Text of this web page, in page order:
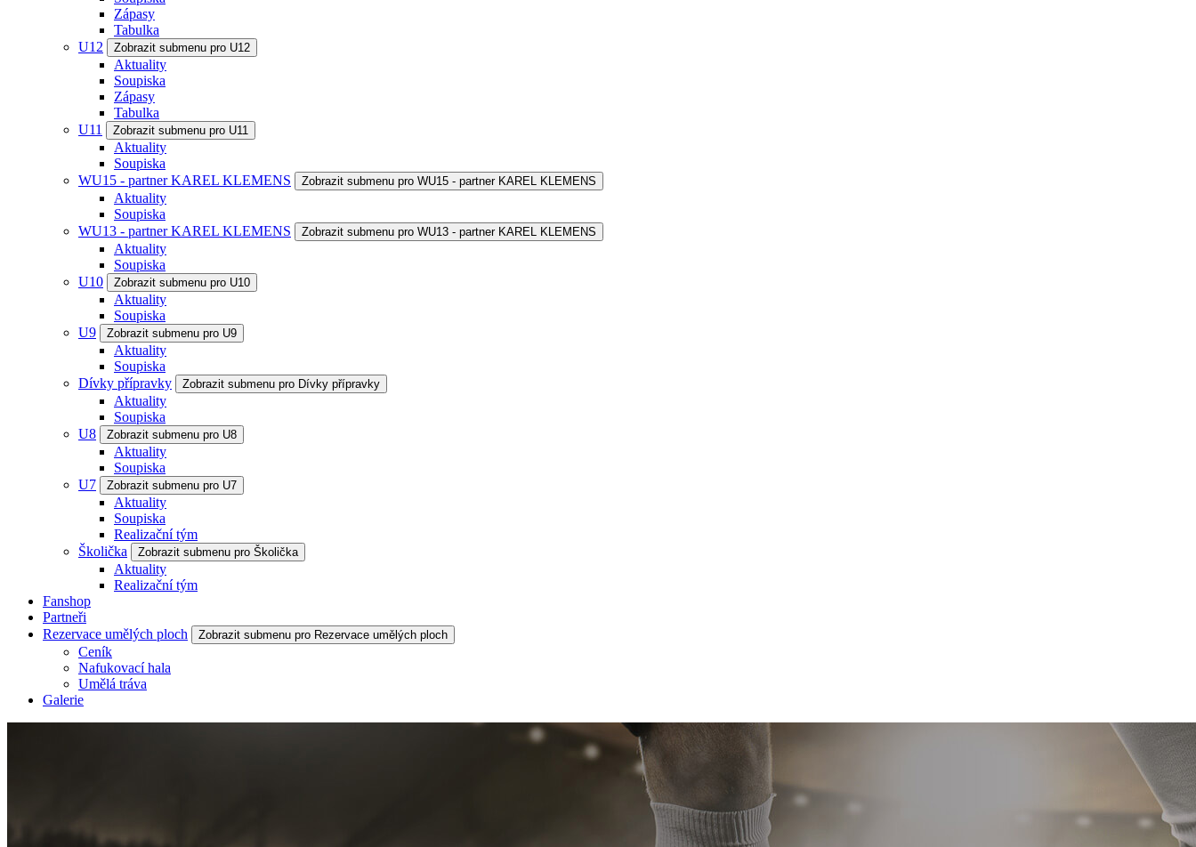
Zápasy
Tabulka
U12
Zobrazit submenu pro U12
Aktuality
Soupiska
Zápasy
Tabulka
U11
Zobrazit submenu pro U11
Aktuality
Soupiska
WU15 - partner KAREL KLEMENS
Zobrazit submenu pro WU15 - partner KAREL KLEMENS
Aktuality
Soupiska
WU13 - partner KAREL KLEMENS
Zobrazit submenu pro WU13 - partner KAREL KLEMENS
Aktuality
Soupiska
U10
Zobrazit submenu pro U10
Aktuality
Soupiska
U9
Zobrazit submenu pro U9
Aktuality
Soupiska
Dívky přípravky
Zobrazit submenu pro Dívky přípravky
Aktuality
Soupiska
U8
Zobrazit submenu pro U8
Aktuality
Soupiska
U7
Zobrazit submenu pro U7
Aktuality
Soupiska
Realizační tým
Školička
Zobrazit submenu pro Školička
Aktuality
Realizační tým
Fanshop
Partneři
Rezervace umělých ploch
Zobrazit submenu pro Rezervace umělých ploch
Ceník
Nafukovací hala
Umělá tráva
Galerie